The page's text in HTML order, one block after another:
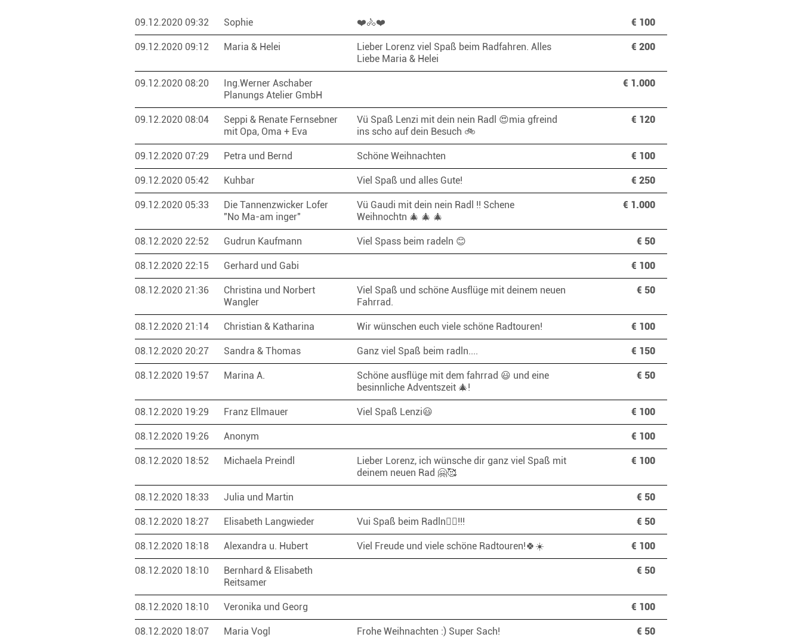
09.12.2020 09:32 Sophie € 100
❤️🚴❤️
09.12.2020 09:12 Maria & Helei € 200
Lieber Lorenz viel Spaß beim Radfahren. Alles
Liebe Maria & Helei
09.12.2020 08:20
Ing.Werner Aschaber
Planungs Atelier GmbH
€ 1.000
09.12.2020 08:04
Seppi & Renate Fernsebner
mit Opa, Oma + Eva
€ 120
Vü Spaß Lenzi mit dein nein Radl 😍mia gfreind
ins scho auf dein Besuch 🚲
09.12.2020 07:29 Petra und Bernd € 100
Schöne Weihnachten
09.12.2020 05:42 Kuhbar € 250
Viel Spaß und alles Gute!
09.12.2020 05:33
Die Tannenzwicker Lofer
"No Ma-am inger"
€ 1.000
Vü Gaudi mit dein nein Radl !! Schene
Weihnochtn 🎄 🎄 🎄
08.12.2020 22:52 Gudrun Kaufmann € 50
Viel Spass beim radeln 😊
08.12.2020 22:15 Gerhard und Gabi € 100
08.12.2020 21:36
Christina und Norbert
Wangler
€ 50
Viel Spaß und schöne Ausflüge mit deinem neuen
Fahrrad.
08.12.2020 21:14 Christian & Katharina € 100
Wir wünschen euch viele schöne Radtouren!
08.12.2020 20:27 Sandra & Thomas € 150
Ganz viel Spaß beim radln....
08.12.2020 19:57 Marina A. € 50
Schöne ausflüge mit dem fahrrad 😃 und eine
besinnliche Adventszeit 🎄!
08.12.2020 19:29 Franz Ellmauer € 100
Viel Spaß Lenzi😃
08.12.2020 19:26 Anonym € 100
08.12.2020 18:52 Michaela Preindl € 100
Lieber Lorenz, ich wünsche dir ganz viel Spaß mit
deinem neuen Rad 🤗🥰
08.12.2020 18:33 Julia und Martin € 50
08.12.2020 18:27 Elisabeth Langwieder € 50
Vui Spaß beim Radln🚵‍♀️!!!
08.12.2020 18:18 Alexandra u. Hubert € 100
Viel Freude und viele schöne Radtouren!🍀☀️
08.12.2020 18:10
Bernhard & Elisabeth
Reitsamer
€ 50
08.12.2020 18:10 Veronika und Georg € 100
08.12.2020 18:07 Maria Vogl € 50
Frohe Weihnachten :) Super Sach!